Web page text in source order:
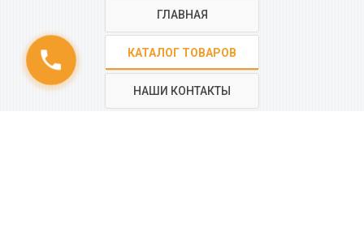
phone
ГЛАВНАЯ
КАТАЛОГ ТОВАРОВ
НАШИ КОНТАКТЫ